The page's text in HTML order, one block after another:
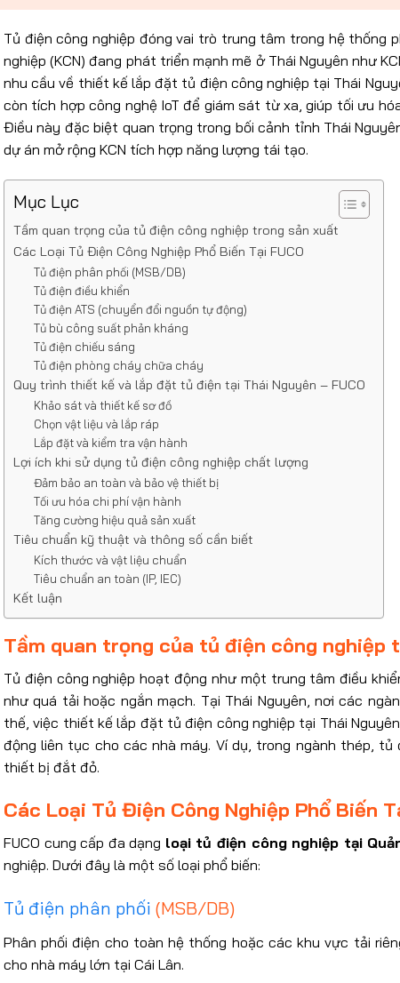
Tủ điện công nghiệp đóng vai trò trung tâm trong hệ thống
nghiệp (KCN) đang phát triển mạnh mẽ ở Thái Nguyên như
nhu cầu về thiết kế lắp đặt tủ điện công nghiệp tại Thái
còn tích hợp công nghệ IoT để giám sát từ xa, giúp tối ưu
Điều này đặc biệt quan trọng trong bối cảnh tỉnh Thái
dự án mở rộng KCN tích hợp năng lượng tái tạo.
Mục Lục
Tầm quan trọng của tủ điện công nghiệp trong sản xuất
Các Loại Tủ Điện Công Nghiệp Phổ Biến Tại FUCO
Tủ điện phân phối (MSB/DB)
Tủ điện điều khiển
Tủ điện ATS (chuyển đổi nguồn tự động)
Tủ bù công suất phản kháng
Tủ điện chiếu sáng
Tủ điện phòng cháy chữa cháy
Quy trình thiết kế và lắp đặt tủ điện tại Thái Nguyên – FUCO
Khảo sát và thiết kế sơ đồ
Chọn vật liệu và lắp ráp
Lắp đặt và kiểm tra vận hành
Lợi ích khi sử dụng tủ điện công nghiệp chất lượng
Đảm bảo an toàn và bảo vệ thiết bị
Tối ưu hóa chi phí vận hành
Tăng cường hiệu quả sản xuất
Tiêu chuẩn kỹ thuật và thông số cần biết
Kích thước và vật liệu chuẩn
Tiêu chuẩn an toàn (IP, IEC)
Kết luận
Tầm quan trọng của tủ điện công nghiệp
Tủ điện công nghiệp hoạt động như một trung tâm điều
như quá tải hoặc ngắn mạch. Tại Thái Nguyên, nơi các
thế, việc thiết kế lắp đặt tủ điện công nghiệp tại Thái
động liên tục cho các nhà máy. Ví dụ, trong ngành thép,
thiết bị đắt đỏ.
Các Loại Tủ Điện Công Nghiệp Phổ Biến
FUCO cung cấp đa dạng loại tủ điện công nghiệp tại
nghiệp. Dưới đây là một số loại phổ biến:
Tủ điện phân phối (MSB/DB)
Phân phối điện cho toàn hệ thống hoặc các khu vực tải
cho nhà máy lớn tại Cái Lân.